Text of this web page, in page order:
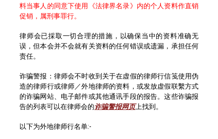
料当事人的同意下使用《法律界名录》内的个人资料作直销
促销，属刑事罪行。
律师会已採取一切合理的措施，以确保当中的资料准确无
误，但本会并不会就有关资料的任何错误或遗漏，承担任何
责任。
诈骗警报：律师会不时收到关于在虚假的律师行信笺使用伪
造的律师行或律师／外地律师的资料，或发放虚假联繫方式
的诈骗网站、电子邮件或其他通讯手段的报告。这些诈骗报
告的列表可以在律师会的诈骗警报网页上找到。
以下为外地律师行名单:-